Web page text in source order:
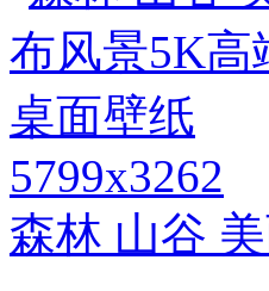
5799x3262
森林 山谷